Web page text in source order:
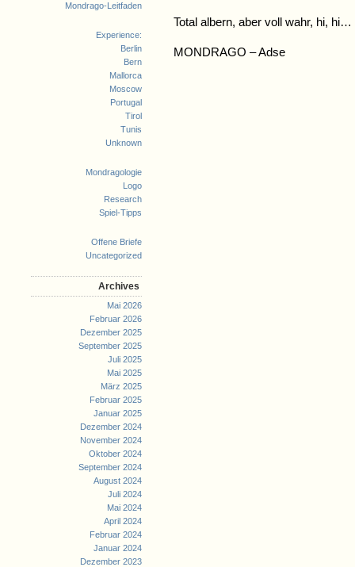
Mondrago-Leitfaden
Experience:
Berlin
Bern
Mallorca
Moscow
Portugal
Tirol
Tunis
Unknown
Mondragologie
Logo
Research
Spiel-Tipps
Offene Briefe
Uncategorized
Archives
Mai 2026
Februar 2026
Dezember 2025
September 2025
Juli 2025
Mai 2025
März 2025
Februar 2025
Januar 2025
Dezember 2024
November 2024
Oktober 2024
September 2024
August 2024
Juli 2024
Mai 2024
April 2024
Februar 2024
Januar 2024
Dezember 2023
Total albern, aber voll wahr, hi, hi…
MONDRAGO – Adse